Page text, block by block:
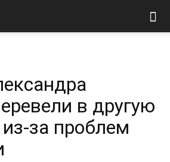
в другую
за проблем